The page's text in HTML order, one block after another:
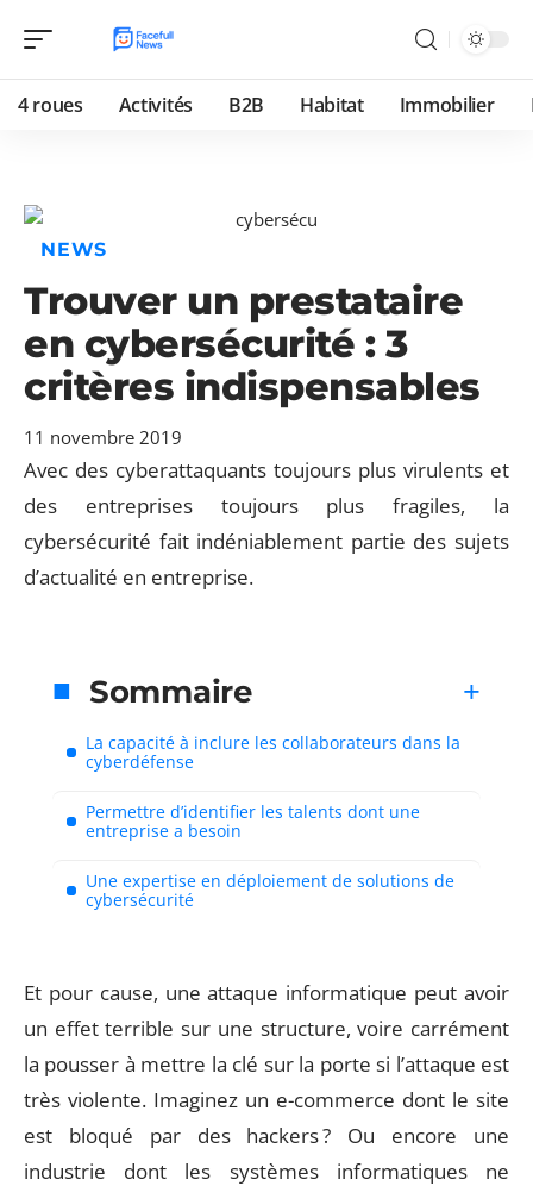
4 roues Activités B2B Habitat Immobilier
NEWS
Trouver un prestataire
en cybersécurité : 3
critères indispensables
11 novembre 2019
Avec des cyberattaquants toujours plus virulents et
des entreprises toujours plus fragiles, la
cybersécurité fait indéniablement partie des sujets
d’actualité en entreprise.
Sommaire
La capacité à inclure les collaborateurs dans la
cyberdéfense
Permettre d’identifier les talents dont une
entreprise a besoin
Une expertise en déploiement de solutions de
cybersécurité
Et pour cause, une attaque informatique peut avoir
un effet terrible sur une structure, voire carrément
la pousser à mettre la clé sur la porte si l’attaque est
très violente. Imaginez un e-commerce dont le site
est bloqué par des hackers ? Ou encore une
industrie dont les systèmes informatiques ne